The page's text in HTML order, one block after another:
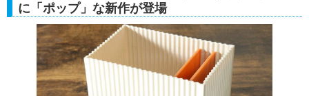
に「ポップ」な新作が登場